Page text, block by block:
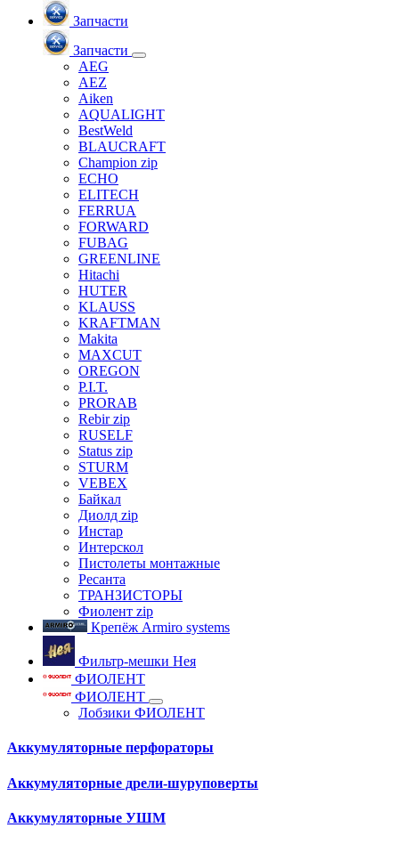
Запчасти
Запчасти
AEG
AEZ
Aiken
AQUALIGHT
BestWeld
BLAUCRAFT
Champion zip
ECHO
ELITECH
FERRUA
FORWARD
FUBAG
GREENLINE
Hitachi
HUTER
KLAUSS
KRAFTMAN
Makita
MAXCUT
OREGON
P.I.T.
PRORAB
Rebir zip
RUSELF
Status zip
STURM
VEBEX
Байкал
Диолд zip
Инстар
Интерскол
Пистолеты монтажные
Ресанта
ТРАНЗИСТОРЫ
Фиолент zip
Крепёж Armiro systems
Фильтр-мешки Нея
ФИОЛЕНТ
ФИОЛЕНТ
Лобзики ФИОЛЕНТ
Аккумуляторные перфораторы
Аккумуляторные дрели-шуруповерты
Аккумуляторные УШМ